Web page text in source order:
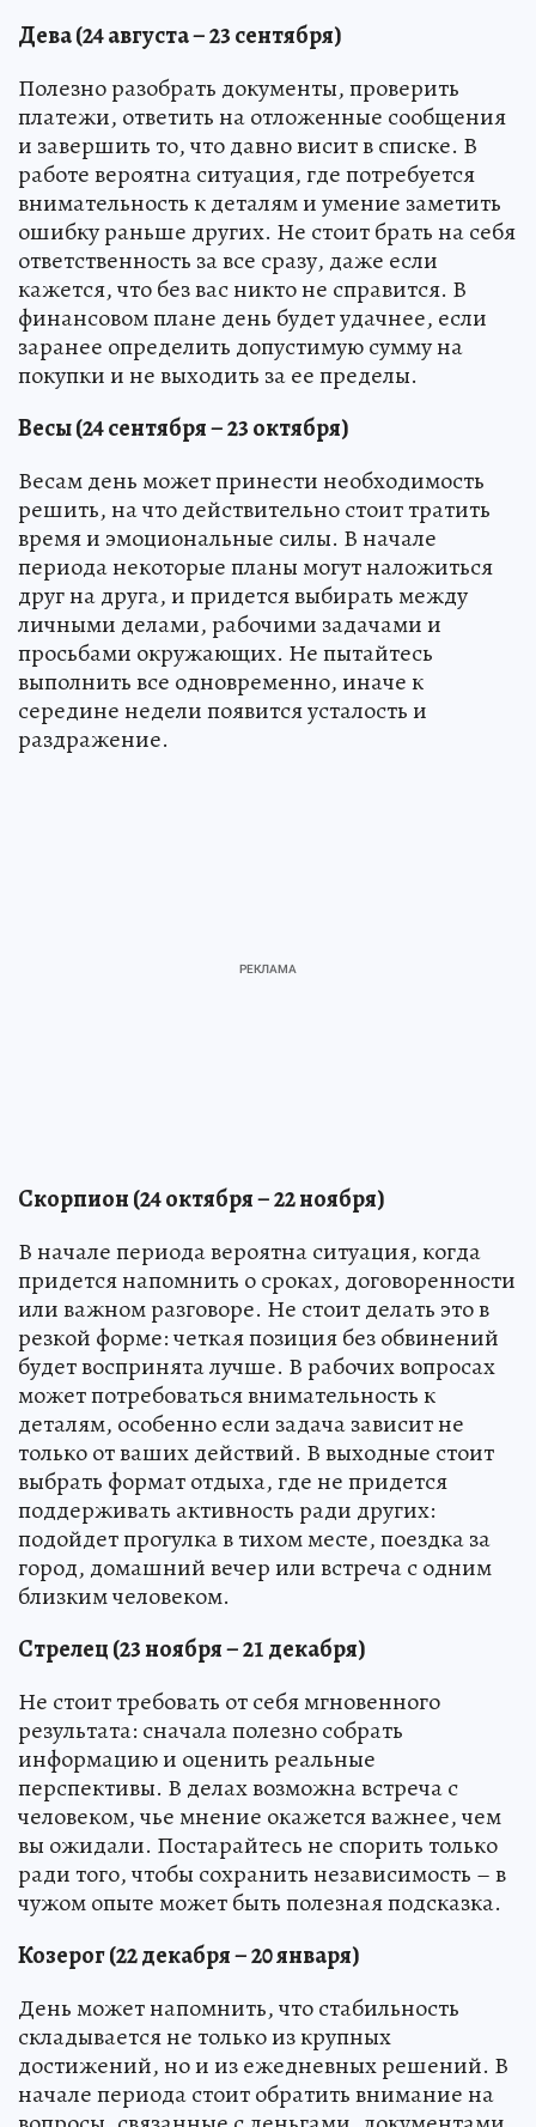
Дева (24 августа – 23 сентября)
Полезно разобрать документы, проверить
платежи, ответить на отложенные сообщения
и завершить то, что давно висит в списке. В
работе вероятна ситуация, где потребуется
внимательность к деталям и умение заметить
ошибку раньше других. Не стоит брать на себя
ответственность за все сразу, даже если
кажется, что без вас никто не справится. В
финансовом плане день будет удачнее, если
заранее определить допустимую сумму на
покупки и не выходить за ее пределы.
Весы (24 сентября – 23 октября)
Весам день может принести необходимость
решить, на что действительно стоит тратить
время и эмоциональные силы. В начале
периода некоторые планы могут наложиться
друг на друга, и придется выбирать между
личными делами, рабочими задачами и
просьбами окружающих. Не пытайтесь
выполнить все одновременно, иначе к
середине недели появится усталость и
раздражение.
Скорпион (24 октября – 22 ноября)
В начале периода вероятна ситуация, когда
придется напомнить о сроках, договоренности
или важном разговоре. Не стоит делать это в
резкой форме: четкая позиция без обвинений
будет воспринята лучше. В рабочих вопросах
может потребоваться внимательность к
деталям, особенно если задача зависит не
только от ваших действий. В выходные стоит
выбрать формат отдыха, где не придется
поддерживать активность ради других:
подойдет прогулка в тихом месте, поездка за
город, домашний вечер или встреча с одним
близким человеком.
Стрелец (23 ноября – 21 декабря)
Не стоит требовать от себя мгновенного
результата: сначала полезно собрать
информацию и оценить реальные
перспективы. В делах возможна встреча с
человеком, чье мнение окажется важнее, чем
вы ожидали. Постарайтесь не спорить только
ради того, чтобы сохранить независимость – в
чужом опыте может быть полезная подсказка.
Козерог (22 декабря – 20 января)
День может напомнить, что стабильность
складывается не только из крупных
достижений, но и из ежедневных решений. В
начале периода стоит обратить внимание на